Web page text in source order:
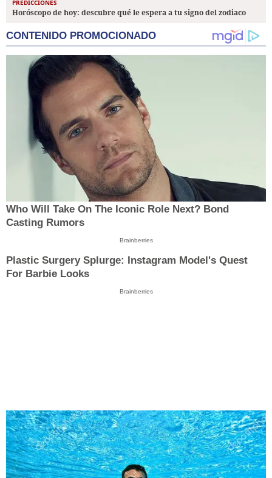
PREDICCIONES
Horóscopo de hoy: descubre qué le espera a tu signo del zodiaco
CONTENIDO PROMOCIONADO
Who Will Take On The Iconic Role Next? Bond
Casting Rumors
Brainberries
Plastic Surgery Splurge: Instagram Model's Quest
For Barbie Looks
Brainberries